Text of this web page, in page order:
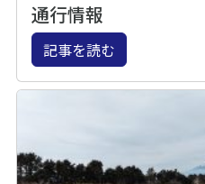
通行情報
記事を読む